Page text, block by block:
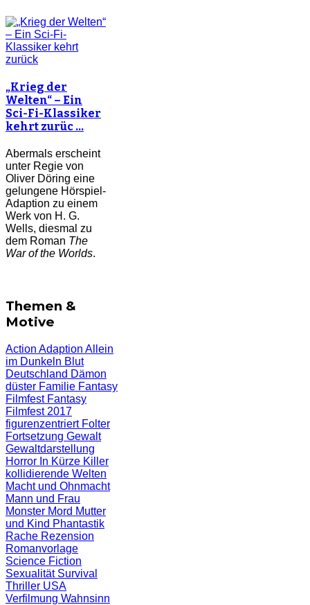
„Krieg der
Welten“ – Ein
Sci-Fi-Klassiker
kehrt zurüc …
Abermals erscheint
unter Regie von
Oliver Döring eine
gelungene Hörspiel-
Adaption zu einem
Werk von H. G.
Wells, diesmal zu
dem Roman The
War of the Worlds.
Themen &
Motive
Action Adaption Allein
im Dunkeln Blut
Deutschland Dämon
düster Familie Fantasy
Filmfest Fantasy
Filmfest 2017
figurenzentriert Folter
Fortsetzung Gewalt
Gewaltdarstellung
Horror In Kürze Killer
kollidierende Welten
Macht und Ohnmacht
Mann und Frau
Monster Mord Mutter
und Kind Phantastik
Rache Rezension
Romanvorlage
Science Fiction
Sexualität Survival
Thriller USA
Verfilmung Wahnsinn